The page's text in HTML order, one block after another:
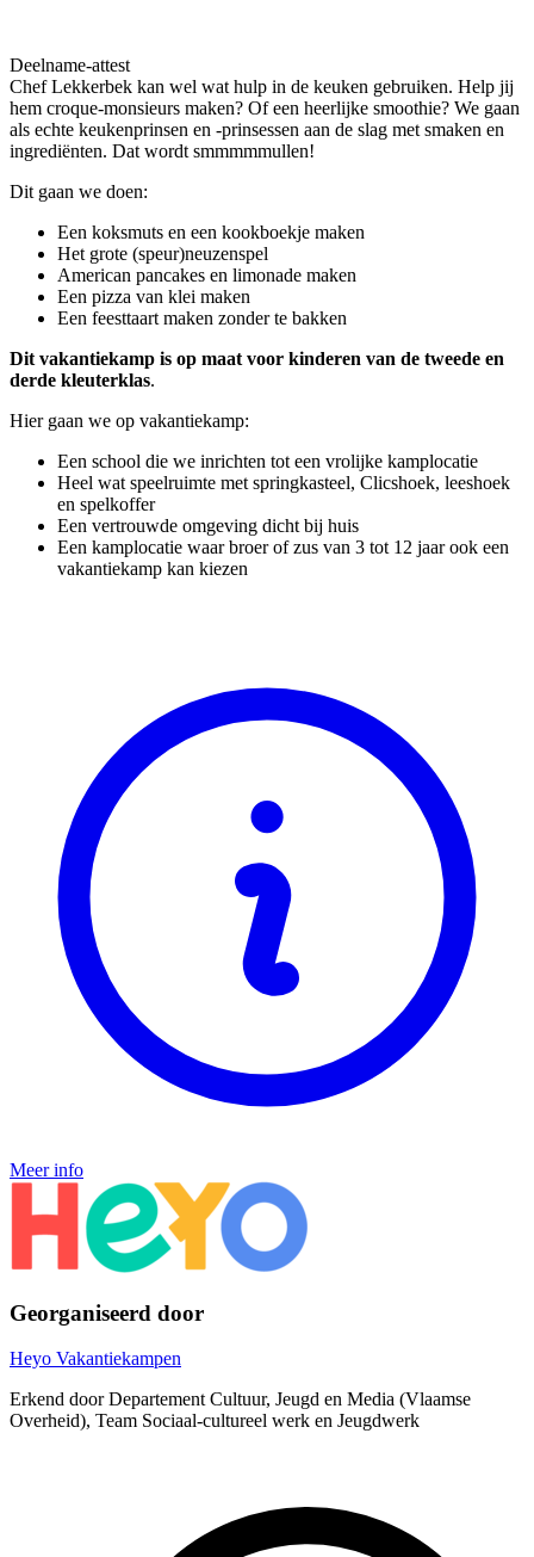
Deelname-attest
Chef Lekkerbek kan wel wat hulp in de keuken gebruiken. Help jij
hem croque-monsieurs maken? Of een heerlijke smoothie? We gaan
als echte keukenprinsen en -prinsessen aan de slag met smaken en
ingrediënten. Dat wordt smmmmmullen!
Dit gaan we doen:
Een koksmuts en een kookboekje maken
Het grote (speur)neuzenspel
American pancakes en limonade maken
Een pizza van klei maken
Een feesttaart maken zonder te bakken
Dit vakantiekamp is op maat voor kinderen van de tweede en
derde kleuterklas.
Hier gaan we op vakantiekamp:
Een school die we inrichten tot een vrolijke kamplocatie
Heel wat speelruimte met springkasteel, Clicshoek, leeshoek
en spelkoffer
Een vertrouwde omgeving dicht bij huis
Een kamplocatie waar broer of zus van 3 tot 12 jaar ook een
vakantiekamp kan kiezen
Meer info
Georganiseerd door
Heyo Vakantiekampen
Erkend door Departement Cultuur, Jeugd en Media (Vlaamse
Overheid), Team Sociaal-cultureel werk en Jeugdwerk